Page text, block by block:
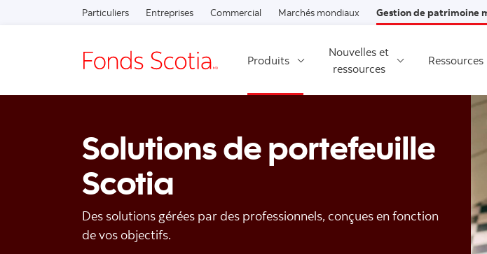
Passer au
Particuliers Entreprises Commercial Marchés mondiaux Gestion de patrimoine
Produits
Nouvelles et
ressources
Ressources
Solutions de portefeuille
Scotia
Des solutions gérées par des professionnels, conçues en fonction
de vos objectifs.